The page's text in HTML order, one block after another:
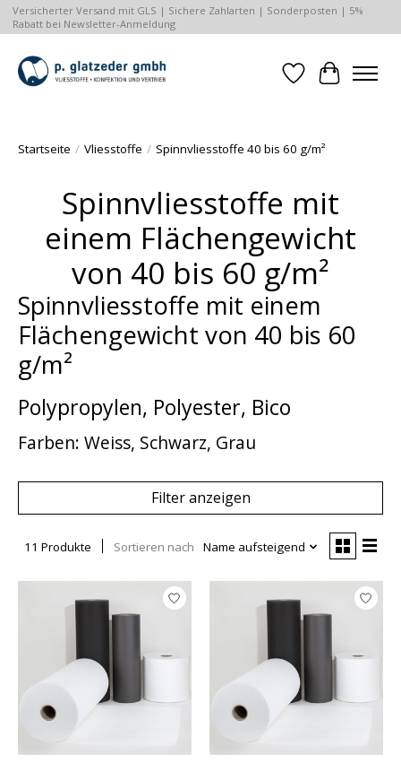
Versicherter Versand mit GLS | Sichere Zahlarten | Sonderposten | 5%
Rabatt bei Newsletter-Anmeldung
Wunschzettel
Ihr
Startseite / Vliesstoffe / Spinnvliesstoffe 40 bis 60 g/m²
Spinnvliesstoffe mit
einem Flächengewicht
von 40 bis 60 g/m²
Spinnvliesstoffe mit einem
Flächengewicht von 40 bis 60
g/m²
Polypropylen, Polyester, Bico
Farben: Weiss, Schwarz, Grau
Filter anzeigen
11 Produkte Sortieren nach Name aufsteigend